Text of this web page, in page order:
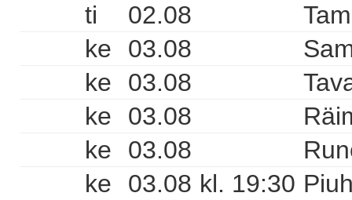
ti 02.08
ke
03.08
ke
03.08
ke
03.08
ke
03.08
ke
03.08 kl. 19:30